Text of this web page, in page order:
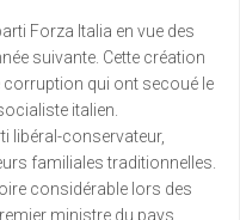
Forza Italia en vue des
suivante. Cette création
qui ont secoué le
italien.
libéral-conservateur,
familiales traditionnelles.
considérable lors des
ministre du pays.